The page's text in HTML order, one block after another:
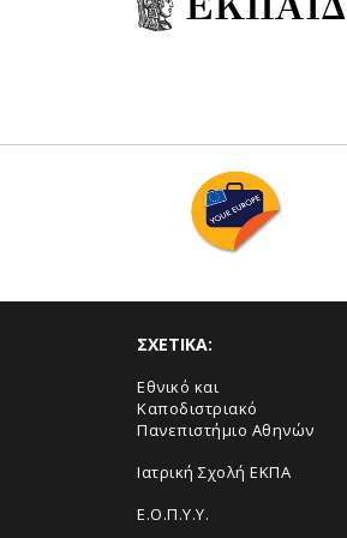
ΣΧΕΤΙΚΑ:
Εθνικό και
Καποδιστριακό
Πανεπιστήμιο Αθηνών
Ιατρική Σχολή ΕΚΠΑ
Ε.Ο.Π.Υ.Υ.